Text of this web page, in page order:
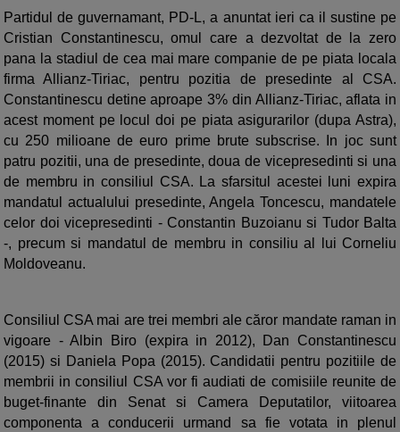
Partidul de guvernamant, PD-L, a anuntat ieri ca il sustine pe
Cristian Constantinescu, omul care a dezvoltat de la zero
pana la stadiul de cea mai mare companie de pe piata locala
firma Allianz-Tiriac, pentru pozitia de presedinte al CSA.
Constantinescu detine aproape 3% din Allianz-Tiriac, aflata in
acest moment pe locul doi pe piata asigurarilor (dupa Astra),
cu 250 milioane de euro prime brute subscrise. In joc sunt
patru pozitii, una de presedinte, doua de vicepresedinti si una
de membru in consiliul CSA. La sfarsitul acestei luni expira
mandatul actualului presedinte, Angela Toncescu, mandatele
celor doi vicepresedinti - Constantin Buzoianu si Tudor Balta
-, precum si mandatul de membru in consiliu al lui Corneliu
Moldoveanu.
Consiliul CSA mai are trei membri ale căror mandate raman in
vigoare - Albin Biro (expira in 2012), Dan Constantinescu
(2015) si Daniela Popa (2015). Candidatii pentru pozitiile de
membrii in consiliul CSA vor fi audiati de comisiile reunite de
buget-finante din Senat si Camera Deputatilor, viitoarea
componenta a conducerii urmand sa fie votata in plenul